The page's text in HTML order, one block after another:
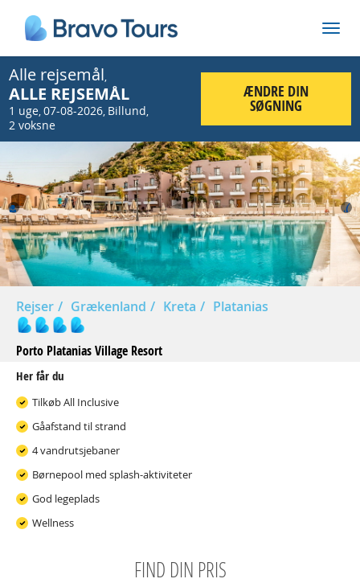
Alle rejsemål,
ALLE REJSEMÅL
1 uge,07-08-2026, Billund,
2 voksne
ÆNDRE DIN
SØGNING
Prev
Rejser Grækenland Kreta Platanias
Porto Platanias Village Resort
Her får du
Tilkøb All Inclusive
Gåafstand til strand
4 vandrutsjebaner
Børnepool med splash-aktiviteter
God legeplads
Wellness
FIND DIN PRIS